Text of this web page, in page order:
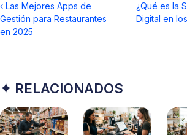
‹ Las Mejores Apps de
Gestión para Restaurantes
en 2025
¿Qué es la
Digital en
✦ RELACIONADOS